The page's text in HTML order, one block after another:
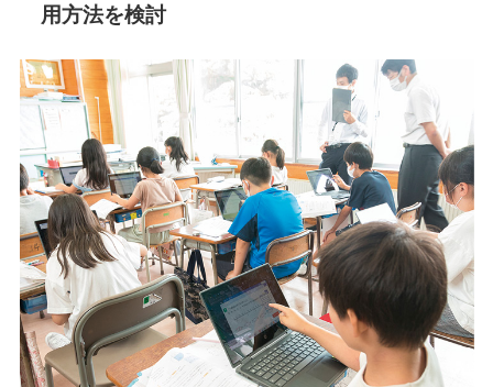
用方法を検討